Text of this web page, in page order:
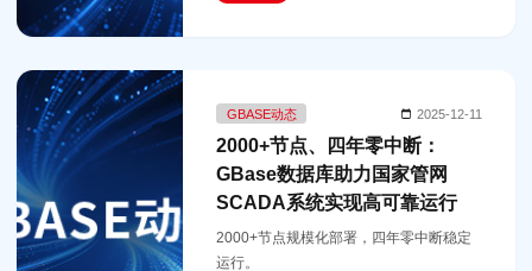
GBASE动态 2025-12-11
2000+节点、四年零中断：
GBase数据库助力国家管网
SCADA系统实现高可靠运行
2000+节点规模化部署，四年零中断稳定
运行。